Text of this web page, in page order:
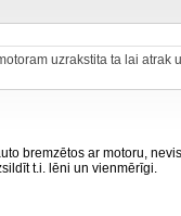
uzrakstita ta lai atrak
bremzētos ar motoru,
t.i. lēni un vienmērīgi.